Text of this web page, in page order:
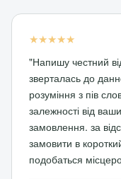
★★★★★
"Напишу честний
зверталась до
розуміння з пів
залежності від
замовлення. за
замовити в
подобаться